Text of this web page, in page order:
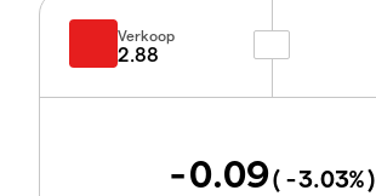
Verkoop
2.88
-0.09( -3.03%)